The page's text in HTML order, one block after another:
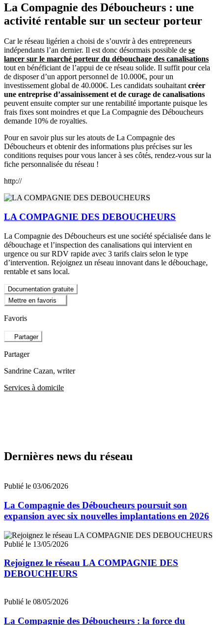
La Compagnie des Déboucheurs : une
activité rentable sur un secteur porteur
Car le réseau ligérien a choisi de s’ouvrir à des entrepreneurs
indépendants l’an dernier. Il est donc désormais possible de se
lancer sur le marché porteur du débouchage des canalisations
tout en bénéficiant de l’appui de ce réseau solide. Il suffit pour cela
de disposer d’un apport personnel de 10.000€, pour un
investissement global de 40.000€. Les candidats souhaitantcréer
une entreprise d’assainissement et de curage de canalisations
peuvent ensuite compter sur une rentabilité importante puisque les
frais fixes sont moindres et que La Compagnie des Déboucheurs
demande 10% de royalties.
Pour en savoir plus sur les atouts de La Compagnie des
Déboucheurs et obtenir des informations plus précises sur les
conditions requises pour vous lancer à ses côtés, rendez-vous sur la
fiche personnalisée du réseau !
http://
LA COMPAGNIE DES DEBOUCHEURS
La Compagnie des Déboucheurs est une société spécialisée dans le
débouchage et l’inspection des canalisations qui intervient en
urgence ou sur RDV rapide avec 3 tarifs clairs selon le type
d’intervention. Rejoignez un réseau innovant dans le débouchage,
rentable et sans local.
Documentation gratuite
Mettre en favoris
Favoris
Partager
Partager
Sandrine Cazan, writer
Services à domicile
Dernières news du réseau
Publié le 03/06/2026
La Compagnie des Déboucheurs poursuit son
expansion avec six nouvelles implantations en 2026
Publié le 13/05/2026
Rejoignez le réseau LA COMPAGNIE DES
DEBOUCHEURS
Publié le 08/05/2026
La Compagnie des Déboucheurs : la force du